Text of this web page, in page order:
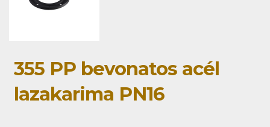
355 PP bevonatos acél
lazakarima PN16